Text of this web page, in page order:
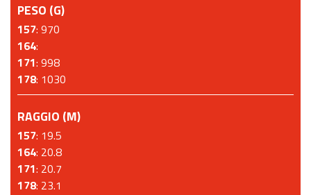
PESO (G)
157: 970
164:
171: 998
178: 1030
RAGGIO (M)
157: 19.5
164: 20.8
171: 20.7
178: 23.1